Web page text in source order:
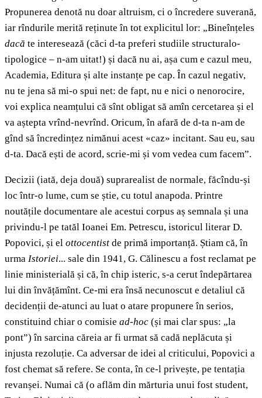
Propunerea denotă nu doar altruism, ci o încredere suverană,
iar rîndurile merită reținute în tot explicitul lor: „Bineînțeles
dacă te interesează (căci d-ta preferi studiile structuralo-
tipologice – n-am uitat!) și dacă nu ai, așa cum e cazul meu,
Academia, Editura și alte instanțe pe cap. În cazul negativ,
nu te jena să mi-o spui net: de fapt, nu e nici o nenorocire,
voi explica neamțului că sînt obligat să amîn cercetarea și el
va aștepta vrînd-nevrînd. Oricum, în afară de d-ta n-am de
gînd să încredințez nimănui acest «caz» incitant. Sau eu, sau
d-ta. Dacă ești de acord, scrie-mi și vom vedea cum facem”.
Decizii (iată, deja două) suprarealist de normale, făcîndu-și
loc într-o lume, cum se știe, cu totul anapoda. Printre
noutățile documentare ale acestui corpus aș semnala și una
privindu-l pe tatăl Ioanei Em. Petrescu, istoricul literar D.
Popovici, și el ottocentist de primă importanță. Știam că, în
urma Istoriei... sale din 1941, G. Călinescu a fost reclamat pe
linie ministerială și că, în chip isteric, s-a cerut îndepărtarea
lui din învățămînt. Ce-mi era însă necunoscut e detaliul că
decidenții de-atunci au luat o atare propunere în serios,
constituind chiar o comisie ad-hoc (și mai clar spus: „la
pont”) în sarcina căreia ar fi urmat să cadă neplăcuta și
injusta rezoluție. Ca adversar de idei al criticului, Popovici a
fost chemat să refere. Se conta, în ce-l privește, pe tentația
revanșei. Numai că (o aflăm din mărturia unui fost student,